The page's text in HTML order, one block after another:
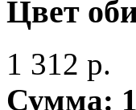
Цвет
1 312 р.
Сумма: